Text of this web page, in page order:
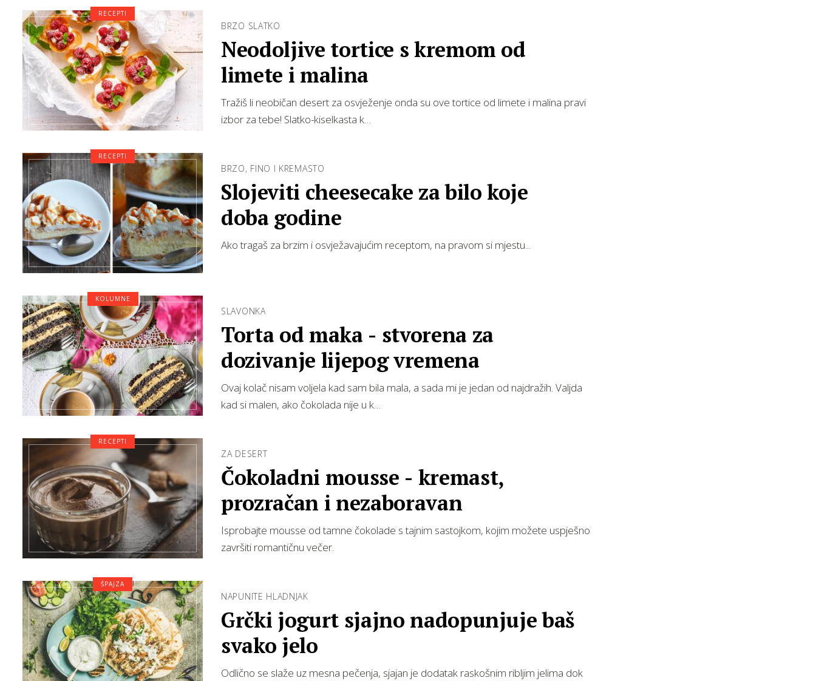
BRZO SLATKO
Neodoljive tortice s kremom od
limete i malina
Tražiš li neobičan desert za osvježenje onda su ove tortice od limete i malina pravi
izbor za tebe! Slatko-kiselkasta k…
RECEPTI
BRZO, FINO I KREMASTO
Slojeviti cheesecake za bilo koje
doba godine
Ako tragaš za brzim i osvježavajućim receptom, na pravom si mjestu...
RECEPTI
SLAVONKA
Torta od maka - stvorena za
dozivanje lijepog vremena
Ovaj kolač nisam voljela kad sam bila mala, a sada mi je jedan od najdražih. Valjda
kad si malen, ako čokolada nije u k…
KOLUMNE
ZA DESERT
Čokoladni mousse - kremast,
prozračan i nezaboravan
Isprobajte mousse od tamne čokolade s tajnim sastojkom, kojim možete uspješno
završiti romantičnu večer.
RECEPTI
NAPUNITE HLADNJAK
Grčki jogurt sjajno nadopunjuje baš
svako jelo
Odlično se slaže uz mesna pečenja, sjajan je dodatak raskošnim ribljim jelima dok
ŠPAJZA